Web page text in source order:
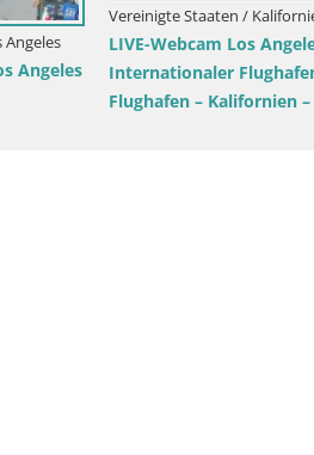
Francisco
| Vereinigte Staaten /
Live Webcam Venice
– Kalifornien USA